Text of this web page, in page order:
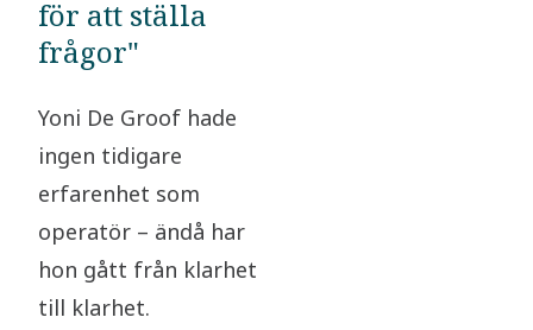
för att ställa
frågor"
Yoni De Groof hade
ingen tidigare
erfarenhet som
operatör – ändå har
hon gått från klarhet
till klarhet.